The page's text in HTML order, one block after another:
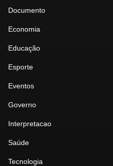
Documento
Economia
Educação
Esporte
Eventos
Governo
Interpretacao
Saúde
Tecnologia